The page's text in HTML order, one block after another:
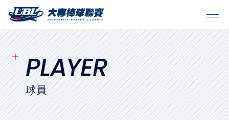
SITEMAP
首頁
球隊戰績
賽程表
PLAYER
球員